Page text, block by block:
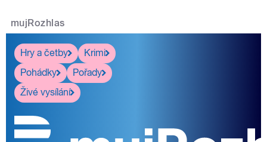
mujRozhlas
Hry a četby
Krimi
Pohádky
Pořady
Živé vysílání